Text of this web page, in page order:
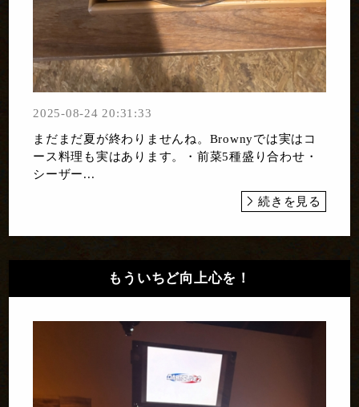
2025-08-24 20:31:33
まだまだ夏が終わりませんね。Brownyでは実はコ
ース料理も実はあります。・前菜5種盛り合わせ・
シーザー...
続きを見る
もういちど向上心を！